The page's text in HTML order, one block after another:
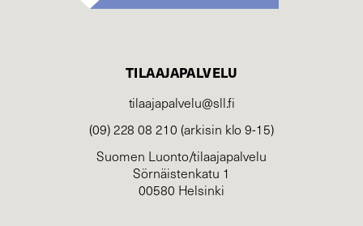
TILAAJAPALVELU
tilaajapalvelu@sll.fi
(09) 228 08 210 (arkisin klo 9-15)
Suomen Luonto/tilaajapalvelu
Sörnäistenkatu 1
00580 Helsinki